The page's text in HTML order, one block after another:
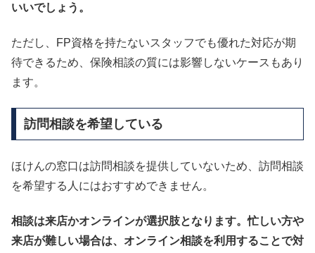
いいでしょう。
ただし、FP資格を持たないスタッフでも優れた対応が期
待できるため、保険相談の質には影響しないケースもあり
ます。
訪問相談を希望している
ほけんの窓口は訪問相談を提供していないため、訪問相談
を希望する人にはおすすめできません。
相談は来店かオンラインが選択肢となります。忙しい方や
来店が難しい場合は、オンライン相談を利用することで対